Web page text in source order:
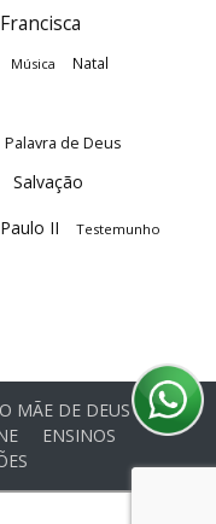
Música Natal
Palavra de Deus
Salvação
II Testemunho
MÃE DE DEUS
ENSINOS